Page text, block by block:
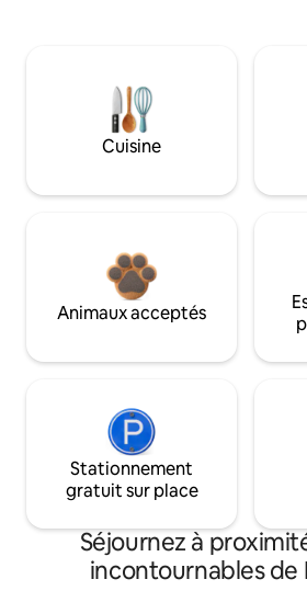
Cuisine
Animaux acceptés
Stationnement
gratuit sur place
Séjournez à
incontournables de